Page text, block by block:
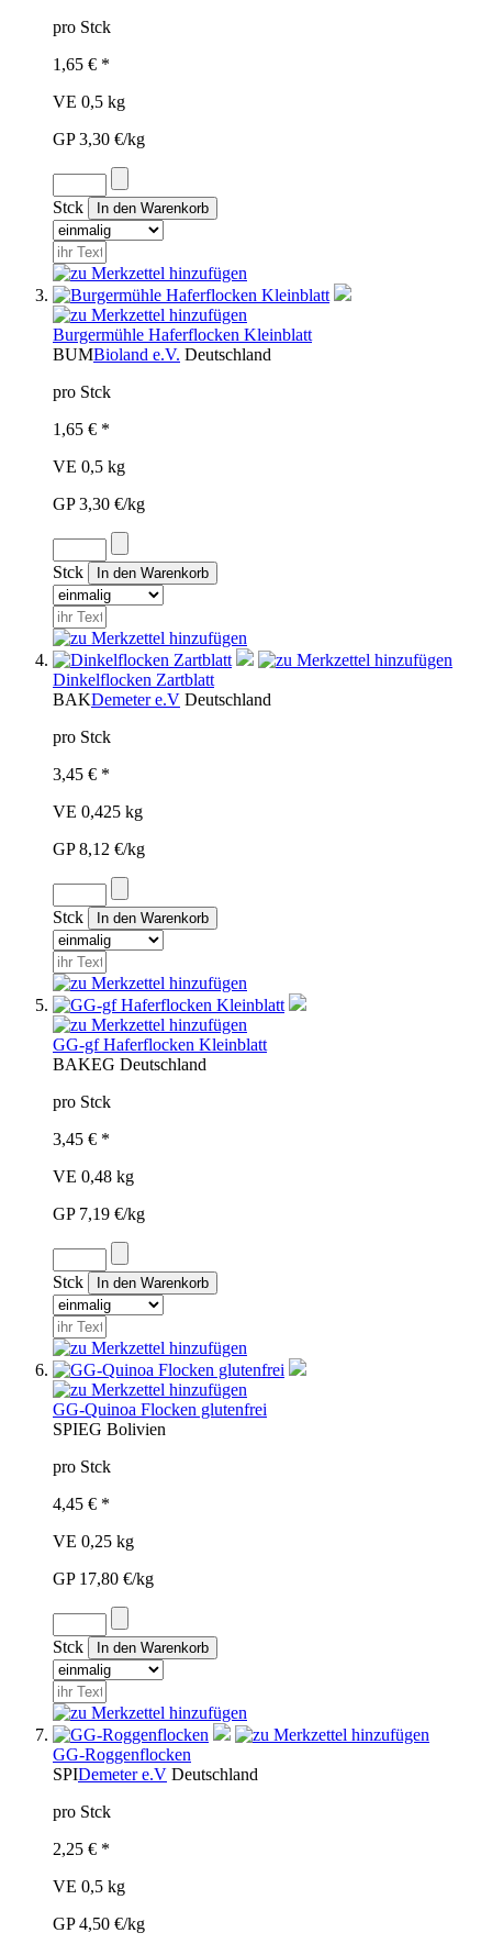
pro Stck
1,65 € *
VE 0,5 kg
GP 3,30 €/kg
Stck
Burgermühle Haferflocken Kleinblatt
BUMBioland e.V. Deutschland
pro Stck
1,65 € *
VE 0,5 kg
GP 3,30 €/kg
Stck
Dinkelflocken Zartblatt
BAKDemeter e.V Deutschland
pro Stck
3,45 € *
VE 0,425 kg
GP 8,12 €/kg
Stck
GG-gf Haferflocken Kleinblatt
BAKEG Deutschland
pro Stck
3,45 € *
VE 0,48 kg
GP 7,19 €/kg
Stck
GG-Quinoa Flocken glutenfrei
SPIEG Bolivien
pro Stck
4,45 € *
VE 0,25 kg
GP 17,80 €/kg
Stck
GG-Roggenflocken
SPIDemeter e.V Deutschland
pro Stck
2,25 € *
VE 0,5 kg
GP 4,50 €/kg